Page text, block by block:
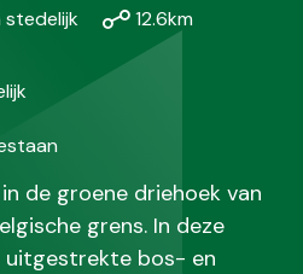
stedelijk Afstand
12.6km
de groene driehoek van
grens. In deze
uitgestrekte bos- en